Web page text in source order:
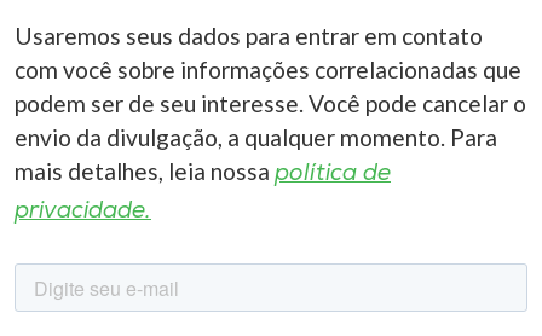
Usaremos seus dados para entrar em contato
com você sobre informações correlacionadas que
podem ser de seu interesse. Você pode cancelar o
envio da divulgação, a qualquer momento. Para
mais detalhes, leia nossa política de
privacidade.